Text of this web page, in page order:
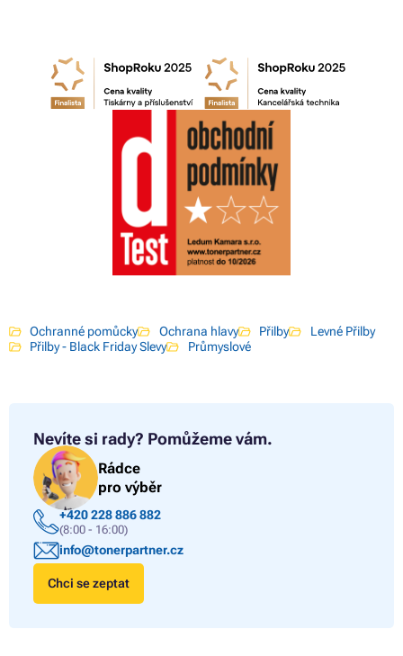
Ochranné pomůcky Ochrana hlavy Přilby
Levné Přilby
Přilby - Black Friday Slevy
Průmyslové
Nevíte si rady? Pomůžeme vám.
Rádce
pro výběr
+420 228 886 882
(8:00 - 16:00)
info@tonerpartner.cz
Chci se zeptat